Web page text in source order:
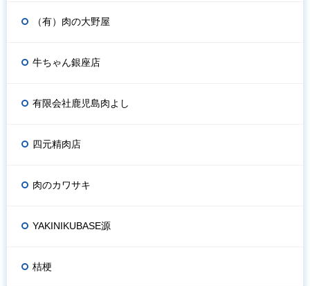
（有）肉の大野屋
牛ちゃん銀座店
有限会社鹿児島肉よし
四元精肉店
肉のカワサキ
YAKINIKUBASE源
桔梗